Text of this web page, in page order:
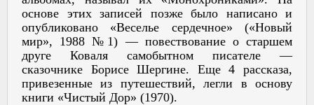
основе этих записей позже было написано и
опубликовано «Веселье сердечное» («Новый
мир», 1988 №1) — повествование о старшем
друге Коваля самобытном писателе —
сказочнике Борисе Шергине. Еще 4 рассказа,
привезенные из путешествий, легли в основу
книги «Чистый Дор» (1970).